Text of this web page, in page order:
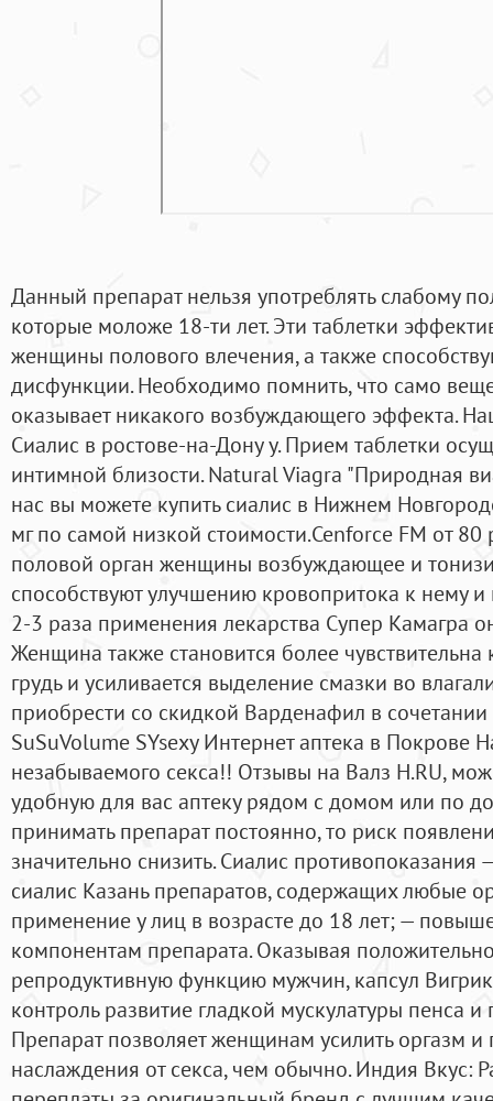
Данный препарат нельзя употреблять слабому
которые моложе 18-ти лет. Эти таблетки
женщины полового влечения, а также
дисфункции. Необходимо помнить, что само
оказывает никакого возбуждающего эффекта.
Сиалис в ростове-на-Дону у. Прием таблетки
интимной близости. Natural Viagra "Природная
нас вы можете купить сиалис в Нижнем
мг по самой низкой стоимости.Cenforce FM от
половой орган женщины возбуждающее и
способствуют улучшению кровопритока к нему
2-3 раза применения лекарства Супер Камагра
Женщина также становится более чувствительна
грудь и усиливается выделение смазки во
приобрести со скидкой Варденафил в
SuSuVolume SYsexy Интернет аптека в Покрове
незабываемого секса!! Отзывы на Валз Н.RU,
удобную для вас аптеку рядом с домом или по
принимать препарат постоянно, то риск
значительно снизить. Сиалис
сиалис Казань препаратов, содержащих любые
применение у лиц в возрасте до 18 лет; —
компонентам препарата. Оказывая
репродуктивную функцию мужчин, капсул
контроль развитие гладкой мускулатуры пенса и
Препарат позволяет женщинам усилить оргазм и
наслаждения от секса, чем обычно. Индия Вкус: